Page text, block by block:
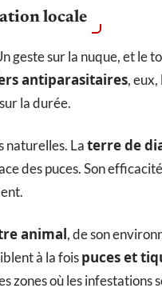
locale
geste sur la nuque, et le
antiparasitaires,
la durée.
naturelles. Laterre de
des puces. Son
animal, de son
à la foispuces et
zones où les infestations